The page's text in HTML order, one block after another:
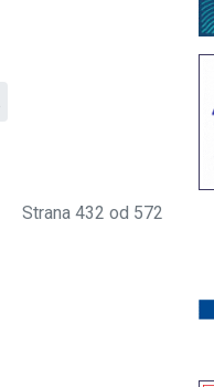
Strana 432 od 572